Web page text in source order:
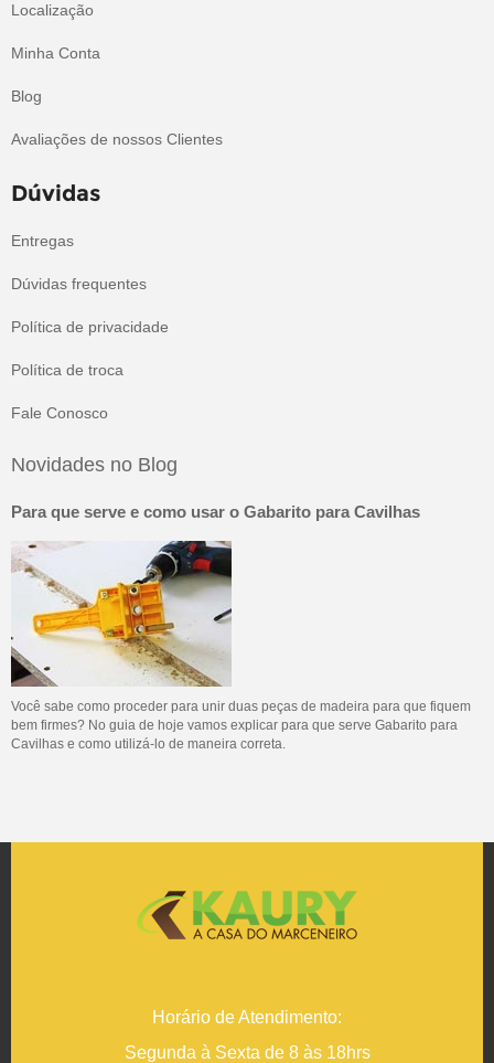
Localização
Minha Conta
Blog
Avaliações de nossos Clientes
Dúvidas
Entregas
Dúvidas frequentes
Política de privacidade
Política de troca
Fale Conosco
Novidades no Blog
Para que serve e como usar o Gabarito para Cavilhas
Você sabe como proceder para unir duas peças de madeira para que fiquem
bem firmes? No guia de hoje vamos explicar para que serve Gabarito para
Cavilhas e como utilizá-lo de maneira correta.
Horário de Atendimento:
Segunda à Sexta de 8 às 18hrs